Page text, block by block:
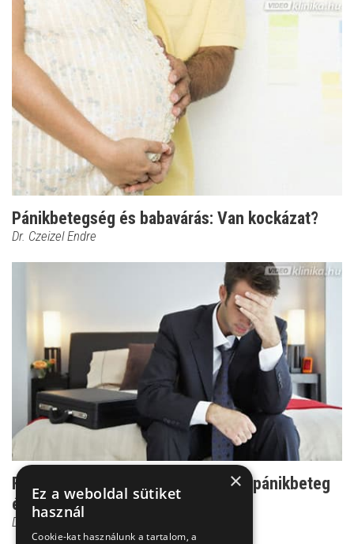
Pánikbetegség és babavárás: Van kockázat?
Dr. Czeizel Endre
Felzaklató tünetek - így romlik le a pánikbeteg
életminősége
Dr. Ormay István
×
Ez a weboldal sütiket
használ
Cookie-kat használunk a tartalom, a